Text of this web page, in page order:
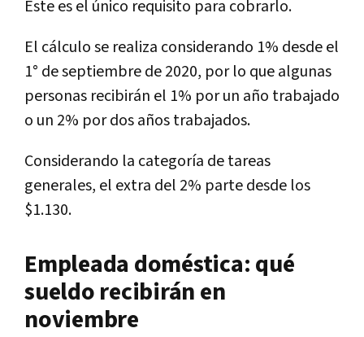
Este es el único requisito para cobrarlo.
El cálculo se realiza considerando 1% desde el
1° de septiembre de 2020, por lo que algunas
personas recibirán el 1% por un año trabajado
o un 2% por dos años trabajados.
Considerando la categoría de tareas
generales, el extra del 2% parte desde los
$1.130.
Empleada doméstica: qué
sueldo recibirán en
noviembre